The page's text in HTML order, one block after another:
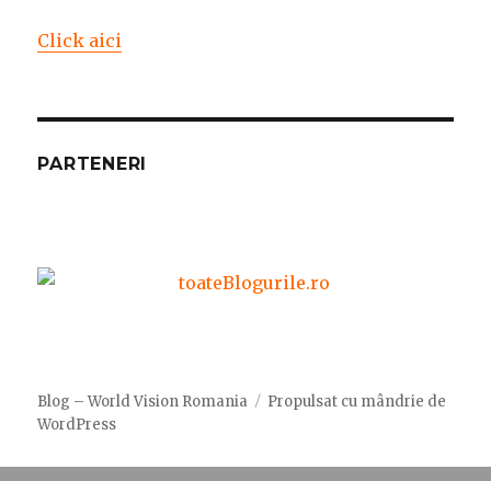
Click aici
PARTENERI
Blog – World Vision Romania
Propulsat cu mândrie de
WordPress